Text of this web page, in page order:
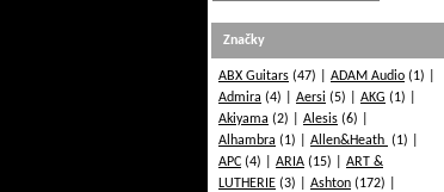
Značky
ABX Guitars (47) ADAM Audio (1)
Admira (4) Aersi (5) AKG (1)
Akiyama (2) Alesis (6)
Alhambra (1) Allen&Heath (1)
APC (4) ARIA (15)
ART &
LUTHERIE (3) Ashton (172)